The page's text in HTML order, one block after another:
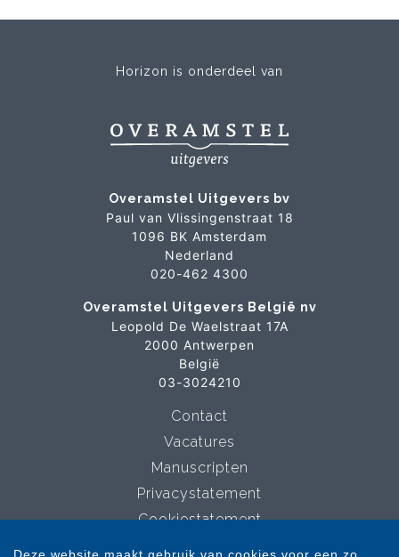
Horizon is onderdeel van
Overamstel Uitgevers bv
Paul van Vlissingenstraat 18
1096 BK Amsterdam
Nederland
020-462 4300
Overamstel Uitgevers België nv
Leopold De Waelstraat 17A
2000 Antwerpen
België
03-3024210
Contact
Vacatures
Manuscripten
Privacystatement
Cookiestatement